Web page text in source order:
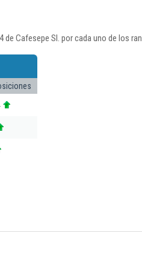
Cafesepe Sl. por cada uno de los